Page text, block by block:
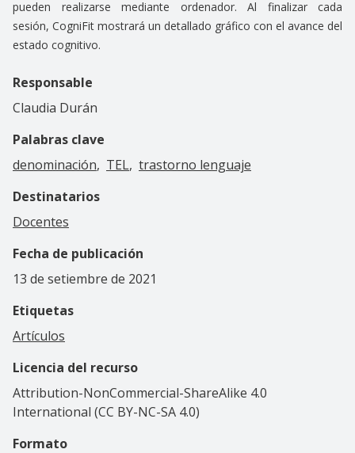
pueden realizarse mediante ordenador. Al finalizar cada
sesión, CogniFit mostrará un detallado gráfico con el avance del
estado cognitivo.
Responsable
Claudia Durán
Palabras clave
denominación
TEL trastorno lenguaje
Destinatarios
Docentes
Fecha de publicación
13 de setiembre de 2021
Etiquetas
Artículos
Licencia del recurso
Attribution-NonCommercial-ShareAlike 4.0
International (CC BY-NC-SA 4.0)
Formato